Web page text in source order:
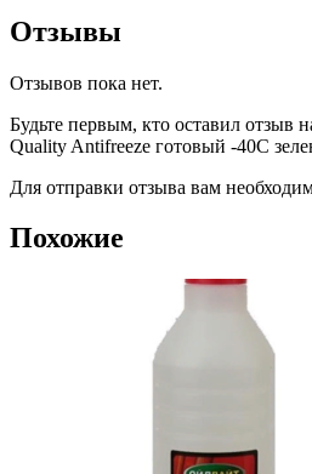
Отзывы
Отзывов пока нет.
Будьте первым, кто оставил отзыв
Quality Antifreeze готовый -40C
Для отправки отзыва вам
Похожие